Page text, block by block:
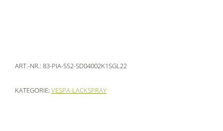
ART.-NR.: 83-PIA-552-SD04002K1SGL22
KATEGORIE: VESPA-LACKSPRAY